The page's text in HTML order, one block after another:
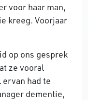
voor haar man,
kreeg. Voorjaar
op ons gesprek
ze vooral
had te
dementie,